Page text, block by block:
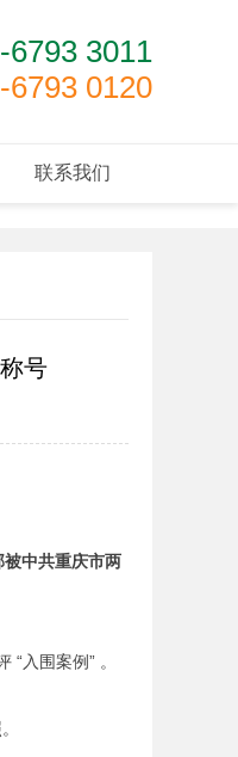
6793 3011
6793 0120
联系我们
号
中共重庆市两
入围案例” 。